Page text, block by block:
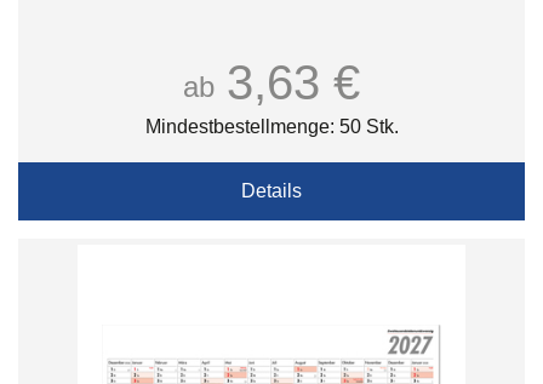
ab 3,63 €
Mindestbestellmenge: 50 Stk.
Details